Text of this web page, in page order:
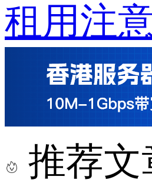
租用注
推荐文